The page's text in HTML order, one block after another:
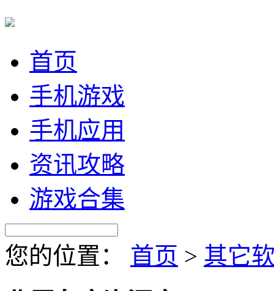
首页
手机游戏
手机应用
资讯攻略
游戏合集
您的位置： 首页 > 其它